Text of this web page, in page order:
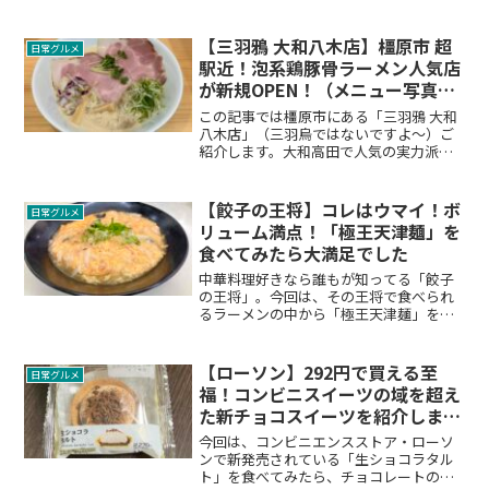
しラーメンもかなりの美味！ぜひ一度ご
覧になって食べてみて頂きたいです。
日常グルメ
【三羽鴉 大和八木店】橿原市 超
駅近！泡系鶏豚骨ラーメン人気店
が新規OPEN！（メニュー写真あ
り）
この記事では橿原市にある「三羽鴉 大和
八木店」（三羽烏ではないですよ～）ご
紹介します。大和高田で人気の実力派ラ
す。メニュー写真もありますので来店前
のチェックにぜひご覧になってくださ
い！
日常グルメ
【餃子の王将】コレはウマイ！ボ
リューム満点！「極王天津麺」を
食べてみたら大満足でした
中華料理好きなら誰もが知ってる「餃子
の王将」。今回は、その王将で食べられ
るラーメンの中から「極王天津麺」を、
リュームもお値段以上！絶対オススメで
きる一品の実態を写真付きで報告しま
す。
日常グルメ
【ローソン】292円で買える至
福！コンビニスイーツの域を超え
た新チョコスイーツを紹介しま
す！
今回は、コンビニエンスストア・ローソ
ンで新発売されている「生ショコラタル
ト」を食べてみたら、チョコレートの風